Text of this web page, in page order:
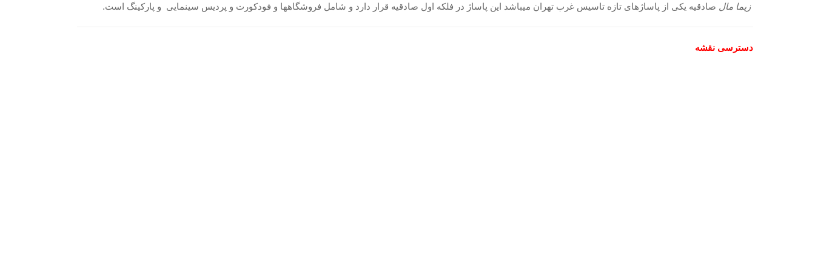
زیما مال صادقیه یکی از پاساژهای تازه تاسیس غرب تهران میباشد این پاساژ در فلکه اول صادقیه قرار دارد و شامل فروشگاهها و فودکورت و پردیس سینمایی و پارکینگ است.
دسترسی نقشه